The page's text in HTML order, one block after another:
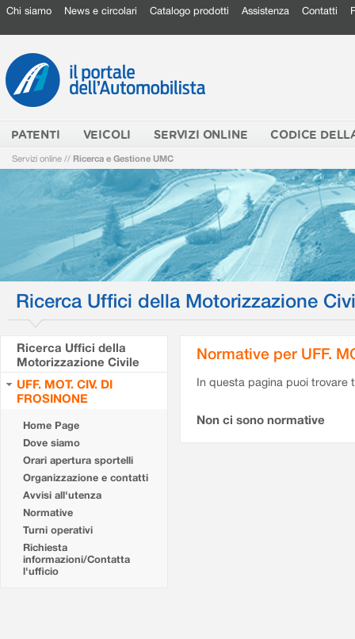
Chi siamo News e circolari Catalogo prodotti Assistenza Contatti
PATENTI VEICOLI SERVIZI ONLINE CODICE
Servizi online // Ricerca e Gestione UMC
Ricerca Uffici della Motorizzazione
Ricerca Uffici della
Motorizzazione Civile
UFF. MOT. CIV. DI
FROSINONE
Home Page
Dove siamo
Orari apertura sportelli
Organizzazione e contatti
Avvisi all'utenza
Normative
Turni operativi
Richiesta
informazioni/Contatta
l'ufficio
Normative per UFF.
In questa pagina puoi
Non ci sono normative